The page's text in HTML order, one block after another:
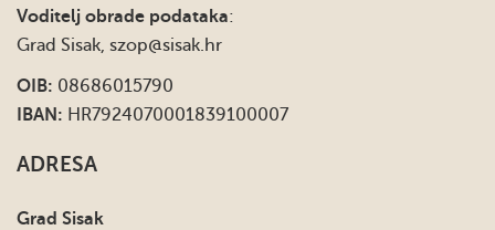
Voditelj obrade podataka:
Grad Sisak, szop@sisak.hr
OIB: 08686015790
IBAN: HR7924070001839100007
ADRESA
Grad Sisak